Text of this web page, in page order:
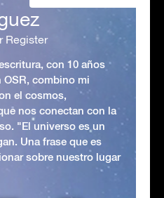
Register
con 10 años
OSR, combino mi
el cosmos,
nos conectan con la
"El universo es un
Una frase que es
sobre nuestro lugar